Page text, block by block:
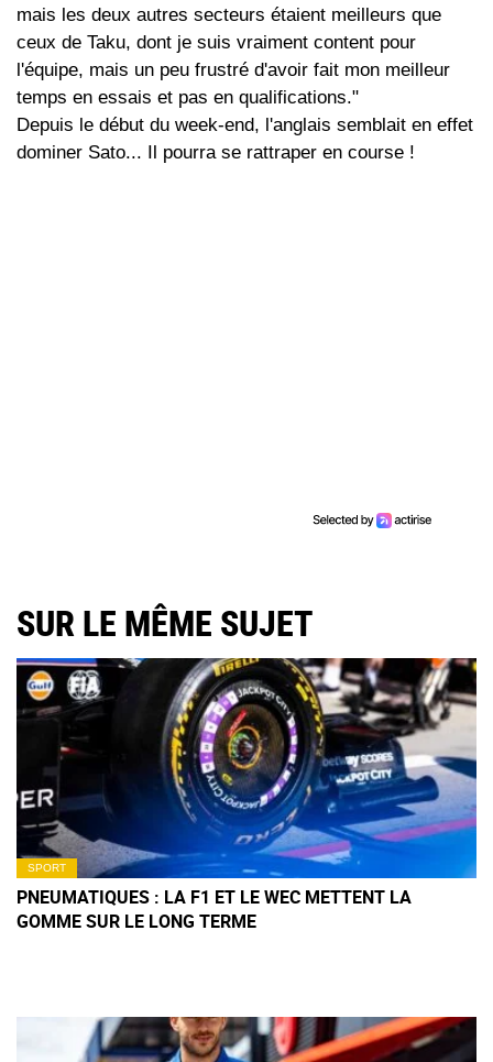
mais les deux autres secteurs étaient meilleurs que
ceux de Taku, dont je suis vraiment content pour
l'équipe, mais un peu frustré d'avoir fait mon meilleur
temps en essais et pas en qualifications."
Depuis le début du week-end, l'anglais semblait en effet
dominer Sato... Il pourra se rattraper en course !
SUR LE MÊME SUJET
SPORT
PNEUMATIQUES : LA F1 ET LE WEC METTENT LA
GOMME SUR LE LONG TERME